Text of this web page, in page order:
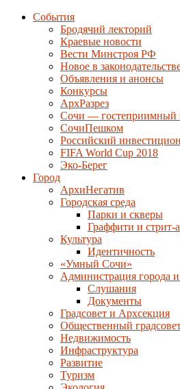
События
Бродячий лекторий
Краевые новости
Вести Минстроя РФ
Новое в
Объявления и анонсы
Конкурсы
АрхРазрез
Сочи — гостеприимный
СочиПешком
Российский
FIFA World Cup 2018
Эко-Берег
Город
АрхиНегатив
Городская среда
Парки и скверы
Граффити и стрит-
Культура
Идентичность
«Умный Сочи»
Администрация города
Слушания
Документы
Градсовет и Архсекция
Общественный
Недвижимость
Инфраструктура
Развитие
Туризм